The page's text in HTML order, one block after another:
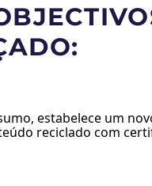
estabelece um
reciclado com